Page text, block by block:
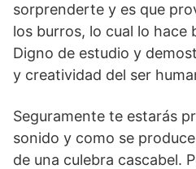
sorprenderte y es que
los burros, lo cual lo hace
Digno de estudio y
y creatividad del ser
Seguramente te estarás
sonido y como se
de una culebra cascabel.